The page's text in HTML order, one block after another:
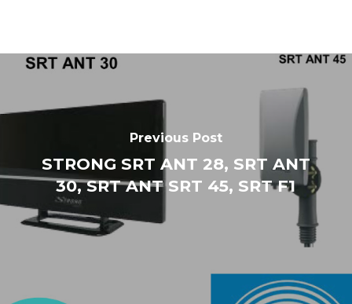
Previous Post
STRONG SRT ANT 28, SRT ANT
30, SRT ANT SRT 45, SRT F1